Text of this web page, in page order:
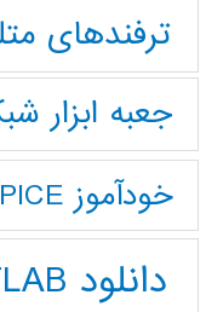
ترفندهای
جعبه ابزار
خودآموز HSPICE
دانلود MATLAB